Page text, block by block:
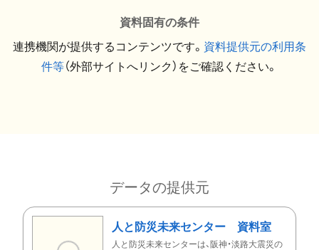
資料固有の条件
連携機関が提供するコンテンツです。 資料提供元の利用条
件等（外部サイトへリンク）をご確認ください。
データの提供元
人と防災未来センター 資料室
人と防災未来センターは、阪神・淡路大震災の